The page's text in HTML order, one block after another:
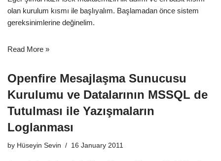
olan kurulum kısmı ile başlıyalım. Başlamadan önce sistem
gereksinimlerine değinelim.
Read More »
Openfire Mesajlaşma Sunucusu
Kurulumu ve Datalarının MSSQL de
Tutulması ile Yazışmaların
Loglanması
by Hüseyin Sevin 16 January 2011